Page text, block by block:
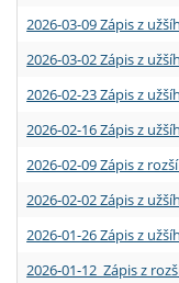
2026-03-09 Zápis z
2026-03-02 Zápis z
2026-02-23 Zápis z
2026-02-16 Zápis z
2026-02-09 Zápis z
2026-02-02 Zápis z
2026-01-26 Zápis z
2026-01-12 Zápis z